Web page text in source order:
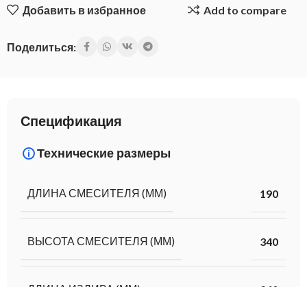
Добавить в избранное Add to compare
Поделиться:
Спецификация
Технические размеры
ДЛИНА СМЕСИТЕЛЯ (ММ) 190
ВЫСОТА СМЕСИТЕЛЯ (ММ) 340